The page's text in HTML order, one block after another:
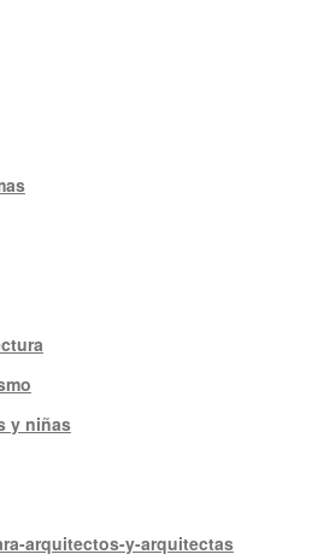
y niñas
arquitectos-y-arquitectas